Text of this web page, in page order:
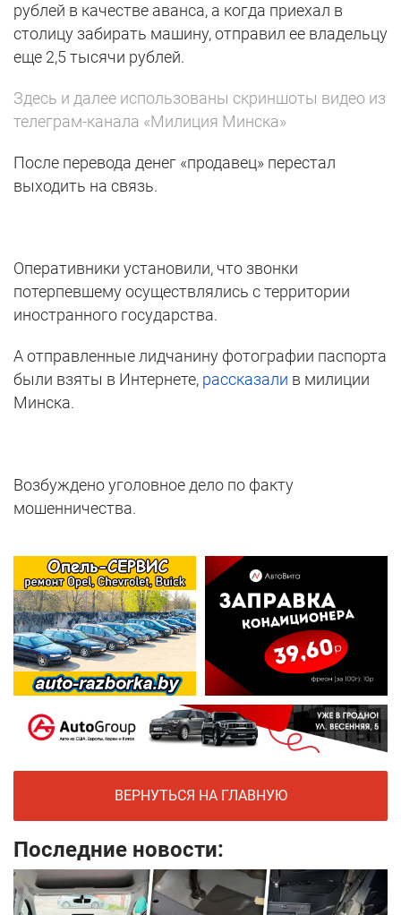
рублей в качестве аванса, а когда приехал в
столицу забирать машину, отправил ее владельцу
еще 2,5 тысячи рублей.
Здесь и далее использованы скриншоты видео из
телеграм-канала «Милиция Минска»
После перевода денег «продавец» перестал
выходить на связь.
Оперативники установили, что звонки
потерпевшему осуществлялись с территории
иностранного государства.
А отправленные лидчанину фотографии паспорта
были взяты в Интернете, рассказали в милиции
Минска.
Возбуждено уголовное дело по факту
мошенничества.
ВЕРНУТЬСЯ НА ГЛАВНУЮ
Последние новости: